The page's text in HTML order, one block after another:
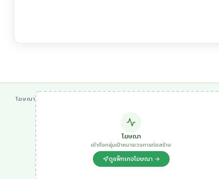
โฆษณา
โฆษณา
เข้าถึงกลุ่มเป้าหมายวงการก่อสร้าง
ดูแพ็กเกจโฆษณา →